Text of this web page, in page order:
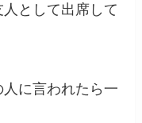
として出席して
に言われたら一